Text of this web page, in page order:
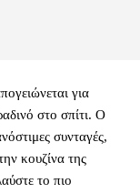
για
στο σπίτι. Ο
συνταγές,
κουζίνα της
το πιο